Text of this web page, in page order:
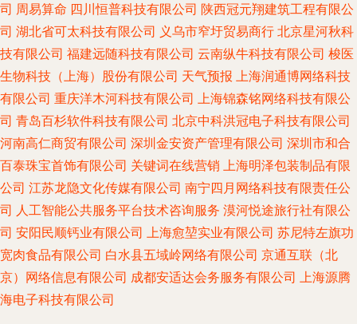
司 周易算命 四川恒普科技有限公司 陕西冠元翔建筑工程有限公
司 湖北省可太科技有限公司 义乌市窄圩贸易商行 北京星河秋科
技有限公司 福建远随科技有限公司 云南纵牛科技有限公司 梭医
生物科技（上海）股份有限公司 天气预报
上海润通博网络科技
有限公司 重庆洋木河科技有限公司
上海锦森铭网络科技有限公
司 青岛百杉软件科技有限公司 北京中科洪冠电子科技有限公司
河南高仁商贸有限公司 深圳金安资产管理有限公司 深圳市和合
百泰珠宝首饰有限公司 关键词在线营销
上海明泽包装制品有限
公司 江苏龙隐文化传媒有限公司 南宁四月网络科技有限责任公
司 人工智能公共服务平台技术咨询服务 漠河悦途旅行社有限公
司 安阳民顺钙业有限公司 上海愈堃实业有限公司 苏尼特左旗功
宽肉食品有限公司 白水县五域岭网络有限公司 京通互联（北
京）网络信息有限公司 成都安适达会务服务有限公司
上海源腾
海电子科技有限公司